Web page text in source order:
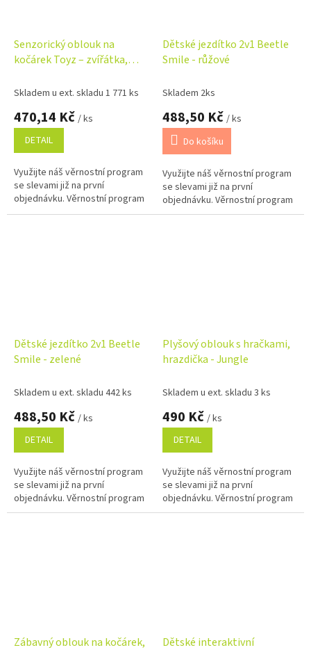
Senzorický oblouk na
kočárek Toyz – zvířátka,
Skladem u ext. skladu 1 771 ks
470,14 Kč / ks
DETAIL
Využijte náš věrnostní program
se slevami již na první
objednávku. Věrnostní program
Dětské jezdítko 2v1 Beetle
Smile - růžové
Skladem 2ks
488,50 Kč / ks
Do košíku
Využijte náš věrnostní program
se slevami již na první
objednávku. Věrnostní program
Dětské jezdítko 2v1 Beetle
Smile - zelené
Skladem u ext. skladu 442 ks
488,50 Kč / ks
DETAIL
Využijte náš věrnostní program
se slevami již na první
objednávku. Věrnostní program
Plyšový oblouk s hračkami,
hrazdička - Jungle
Skladem u ext. skladu 3 ks
490 Kč / ks
DETAIL
Využijte náš věrnostní program
se slevami již na první
objednávku. Věrnostní program
Zábavný oblouk na kočárek,
Dětské interaktivní